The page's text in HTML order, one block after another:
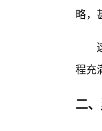
略，
程充
二